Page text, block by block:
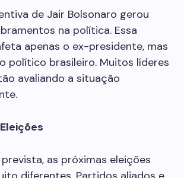
de Jair Bolsonaro gerou
na política. Essa
apenas o ex-presidente, mas
político brasileiro. Muitos líderes
avaliando a situação
as próximas eleições